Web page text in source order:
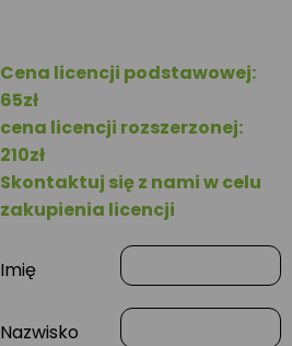
Cena licencji podstawowej:
65zł
cena licencji rozszerzonej:
210zł
Skontaktuj się z nami w celu
zakupienia licencji
Imię
Nazwisko